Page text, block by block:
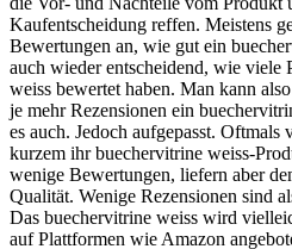
Kaufentscheidung reffen. Meistens
Bewertungen an, wie gut ein
auch wieder entscheidend, wie viele
weiss bewertet haben. Man kann
je mehr Rezensionen ein
es auch. Jedoch aufgepasst. Oftmals
kurzem ihr buechervitrine weiss-
wenige Bewertungen, liefern aber
Qualität. Wenige Rezensionen sind
Das buechervitrine weiss wird
auf Plattformen wie Amazon